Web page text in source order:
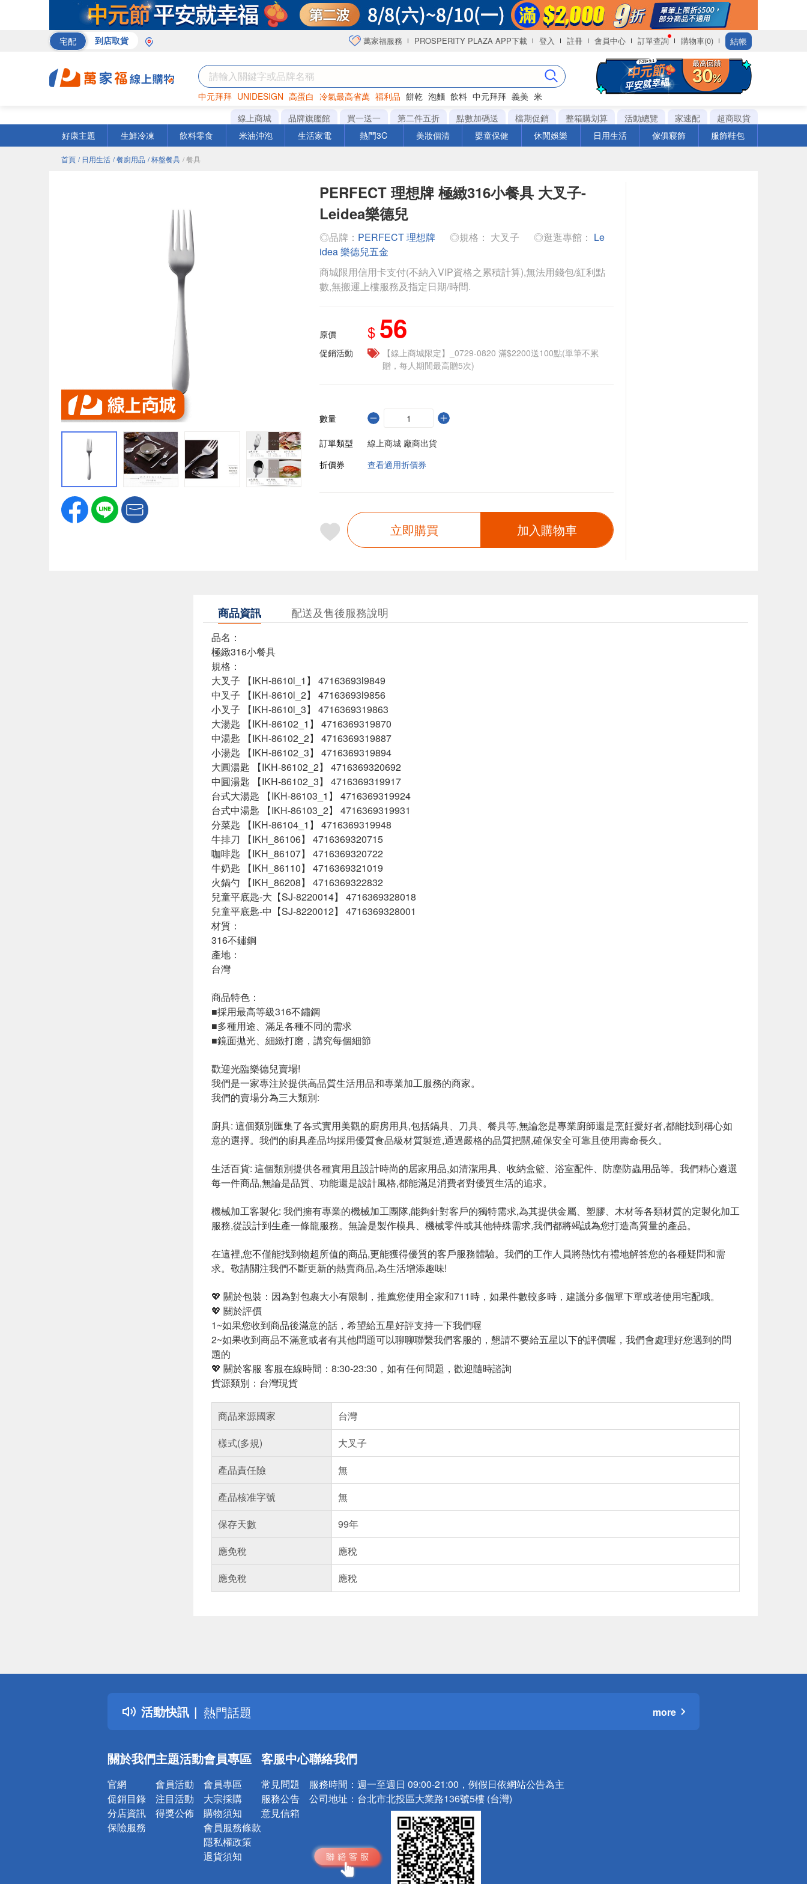
宅配 到店取貨 萬家福服務 PROSPERITY PLAZA APP下載 登入 註冊 會員中心 訂單查詢 購物車(0) 結帳
中元拜拜 UNIDESIGN 高蛋白 冷氣最高省萬 福利品 餅乾 泡麵 飲料 中元拜拜 義美 米
罐頭 海苔 洋芋片
線上商城 品牌旗艦館 買一送一 第二件五折 點數加碼送 檔期促銷 整箱購划算 活動總覽 家速配
超商取貨
好康主題
生鮮冷凍 飲料零食 米油沖泡 生活家電 熱門3C 美妝個清 嬰童保健 休閒娛樂 日用生活 傢俱寢飾 服飾鞋包
首頁 / 日用生活 / 餐廚用品 / 杯盤餐具 / 餐具
PERFECT 理想牌 極緻316小餐具 大叉子-
Leidea樂德兒
◎品牌： PERFECT 理想牌 ◎規格： 大叉子 ◎逛逛專館： Le
idea 樂德兒五金
商城限用信用卡支付(不納入VIP資格之累積計算),無法用錢包/紅利點
數,無搬運上樓服務及指定日期/時間.
原價 $ 56
促銷活動
【線上商城限定】_0729-0820 滿$2200送100點(單筆不累
贈，每人期間最高贈5次)
數量
訂單類型
線上商城 廠商出貨
折價券
查看適用折價券
立即購買 加入購物車
商品資訊 配送及售後服務說明
品名：
極緻316小餐具
規格：
大叉子 【IKH-8610l_1】 47163693l9849
中叉子 【IKH-8610l_2】 47163693l9856
小叉子 【IKH-8610l_3】 4716369319863
大湯匙 【IKH-86102_1】 4716369319870
中湯匙 【IKH-86102_2】 4716369319887
小湯匙 【IKH-86102_3】 4716369319894
大圓湯匙 【IKH-86102_2】 4716369320692
中圓湯匙 【IKH-86102_3】 4716369319917
台式大湯匙 【IKH-86103_1】 4716369319924
台式中湯匙 【IKH-86103_2】 4716369319931
分菜匙 【IKH-86104_1】 4716369319948
牛排刀 【IKH_86106】 4716369320715
咖啡匙 【IKH_86107】 4716369320722
牛奶匙 【IKH_86110】 4716369321019
火鍋勺 【IKH_86208】 4716369322832
兒童平底匙-大【SJ-8220014】 4716369328018
兒童平底匙-中【SJ-8220012】 4716369328001
材質：
316不鏽鋼
產地：
台灣
商品特色：
■採用最高等級316不鏽鋼
■多種用途、滿足各種不同的需求
■鏡面拋光、細緻打磨，講究每個細節
歡迎光臨樂德兒賣場!
我們是一家專注於提供高品質生活用品和專業加工服務的商家。
我們的賣場分為三大類別:
廚具: 這個類別匯集了各式實用美觀的廚房用具,包括鍋具、刀具、餐具等,無論您是專業廚師還是烹飪愛好者,都能找到稱心如
意的選擇。我們的廚具產品均採用優質食品級材質製造,通過嚴格的品質把關,確保安全可靠且使用壽命長久。
生活百貨: 這個類別提供各種實用且設計時尚的居家用品,如清潔用具、收納盒籃、浴室配件、防塵防蟲用品等。我們精心遴選
每一件商品,無論是品質、功能還是設計風格,都能滿足消費者對優質生活的追求。
機械加工客製化: 我們擁有專業的機械加工團隊,能夠針對客戶的獨特需求,為其提供金屬、塑膠、木材等各類材質的定製化加工
服務,從設計到生產一條龍服務。無論是製作模具、機械零件或其他特殊需求,我們都將竭誠為您打造高質量的產品。
在這裡,您不僅能找到物超所值的商品,更能獲得優質的客戶服務體驗。我們的工作人員將熱忱有禮地解答您的各種疑問和需
求。敬請關注我們不斷更新的熱賣商品,為生活增添趣味!
💖 關於包裝：因為對包裹大小有限制，推薦您使用全家和711時，如果件數較多時，建議分多個單下單或著使用宅配哦。
💖 關於評價
1~如果您收到商品後滿意的話，希望給五星好評支持一下我們喔
2~如果收到商品不滿意或者有其他問題可以聊聊聯繫我們客服的，懇請不要給五星以下的評價喔，我們會處理好您遇到的問
題的
💖 關於客服 客服在線時間：8:30-23:30，如有任何問題，歡迎隨時諮詢
貨源類別：台灣現貨
商品來源國家
台灣
樣式(多規)
大叉子
產品責任險
無
產品核准字號
無
保存天數
99年
應免稅
應稅
應免稅
應稅
活動快訊
詐騙網頁！請小心！
得獎公告
熱門話題
銀行優惠
詐騙網頁！請小心！
more
關於我們
官網
促銷目錄
分店資訊
保險服務
主題活動
會員活動
注目活動
得獎公佈
會員專區
會員專區
大宗採購
購物須知
會員服務條款
隱私權政策
退貨須知
客服中心
常見問題
服務公告
意見信箱
聯絡我們
服務時間： 週一至週日 09:00-21:00，例假日依網站公告為主
公司地址： 台北市北投區大業路136號5樓 (台灣)